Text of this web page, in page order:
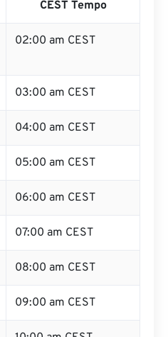
CEST Tempo
02:00 am CEST
03:00 am CEST
04:00 am CEST
05:00 am CEST
06:00 am CEST
07:00 am CEST
08:00 am CEST
09:00 am CEST